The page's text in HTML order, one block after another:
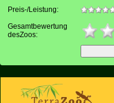
Preis-/Leistung:
Gesamtbewertung
desZoos: